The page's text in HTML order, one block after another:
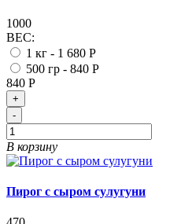
1000
ВЕС:
1 кг - 1 680 Р
500 гр - 840 Р
840 Р
+
-
В корзину
Пирог с сыром сулугуни